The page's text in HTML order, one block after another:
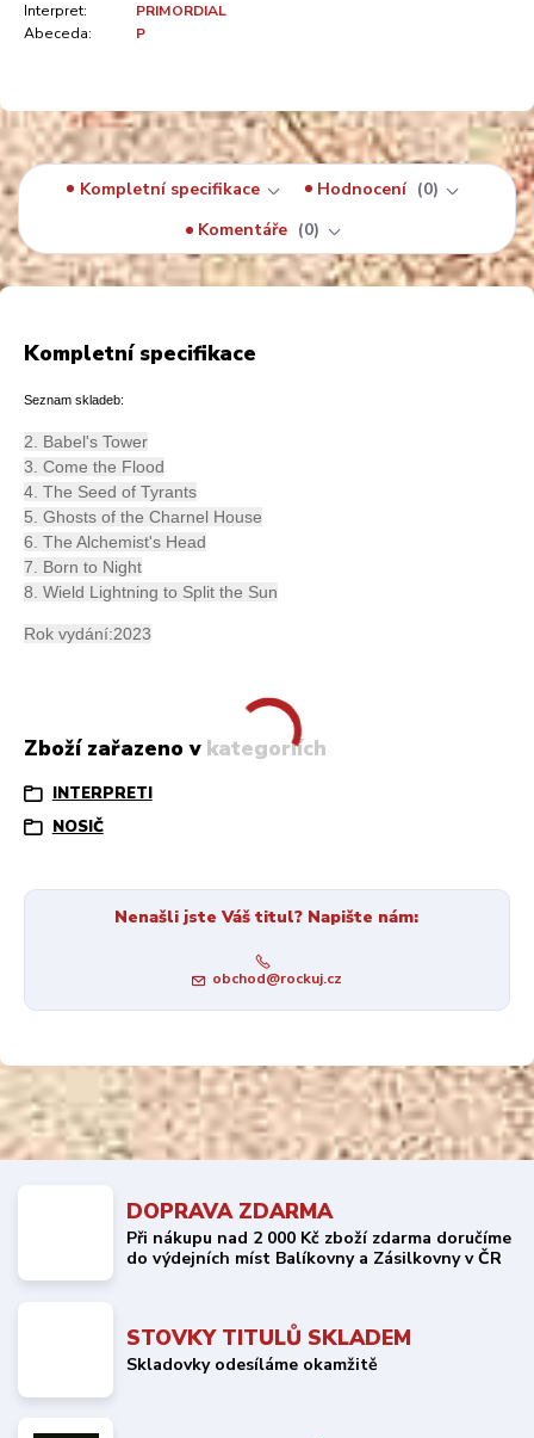
Interpret:
PRIMORDIAL
Abeceda:
P
Kompletní specifikace Hodnocení
0
Komentáře
0
Kompletní specifikace
Seznam skladeb:
2. Babel's Tower
3. Come the Flood
4. The Seed of Tyrants
5. Ghosts of the Charnel House
6. The Alchemist's Head
7. Born to Night
8. Wield Lightning to Split the Sun
Rok vydání:2023
Zboží zařazeno v kategoriích
INTERPRETI
NOSIČ
Nenašli jste Váš titul? Napište nám:
obchod@rockuj.cz
DOPRAVA ZDARMA
Při nákupu nad 2 000 Kč zboží zdarma doručíme
do výdejních míst Balíkovny a Zásilkovny v ČR
STOVKY TITULŮ SKLADEM
Skladovky odesíláme okamžitě